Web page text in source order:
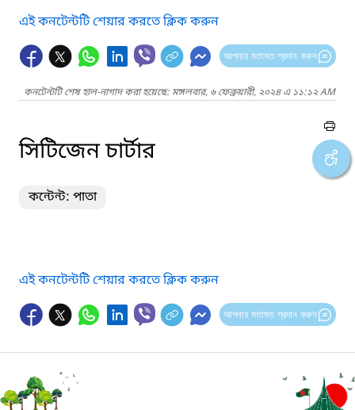
এই কনটেন্টটি শেয়ার করতে ক্লিক করুন
আপনার মতামত প্রদান করুন
কনটেন্টটি শেষ হাল-নাগাদ করা হয়েছে: মঙ্গলবার, ৬ ফেব্রুয়ারী, ২০২৪ এ ১১:১২ AM
সিটিজেন চার্টার
কন্টেন্ট: পাতা
এই কনটেন্টটি শেয়ার করতে ক্লিক করুন
আপনার মতামত প্রদান করুন